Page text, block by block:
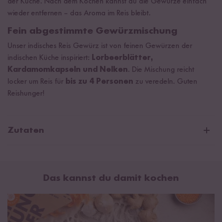
wieder entfernen – das Aroma im Reis bleibt.
Fein abgestimmte Gewürzmischung
Unser indisches Reis Gewürz ist von feinen Gewürzen der
indischen Küche inspiriert: Lorbeerblätter,
Kardamomkapseln und Nelken. Die Mischung reicht
locker um Reis für bis zu 4 Personen zu veredeln. Guten
Reishunger!
Zutaten
Das kannst du damit kochen